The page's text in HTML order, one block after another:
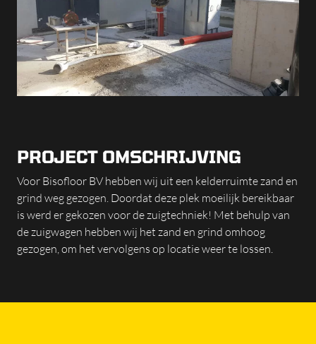
PROJECT OMSCHRIJVING
Voor Bisofloor BV hebben wij uit een kelderruimte zand en
grind weg gezogen. Doordat deze plek moeilijk bereikbaar
is werd er gekozen voor de zuigtechniek! Met behulp van
de zuigwagen hebben wij het zand en grind omhoog
gezogen, om het vervolgens op locatie weer te lossen.